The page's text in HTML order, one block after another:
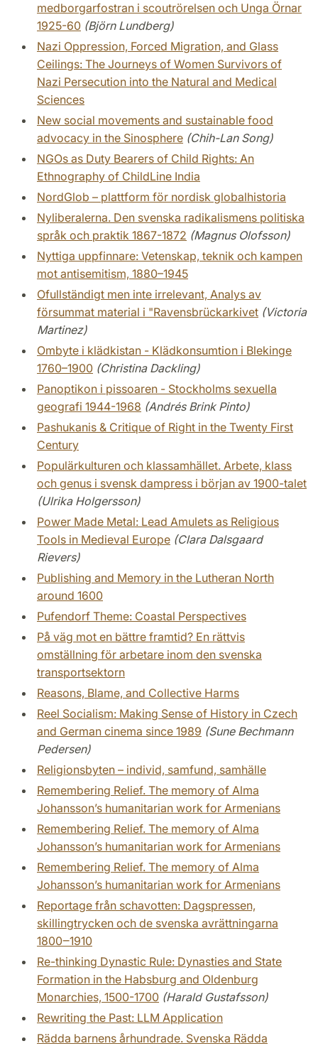
medborgarfostran i scoutrörelsen och Unga Örnar
1925-60 (Björn Lundberg)
Nazi Oppression, Forced Migration, and Glass
Ceilings: The Journeys of Women Survivors of
Nazi Persecution into the Natural and Medical
Sciences
New social movements and sustainable food
advocacy in the Sinosphere (Chih-Lan Song)
NGOs as Duty Bearers of Child Rights: An
Ethnography of ChildLine India
NordGlob – plattform för nordisk globalhistoria
Nyliberalerna. Den svenska radikalismens politiska
språk och praktik 1867-1872 (Magnus Olofsson)
Nyttiga uppfinnare: Vetenskap, teknik och kampen
mot antisemitism, 1880–1945
Ofullständigt men inte irrelevant, Analys av
försummat material i "Ravensbrückarkivet (Victoria
Martinez)
Ombyte i klädkistan - Klädkonsumtion i Blekinge
1760–1900 (Christina Dackling)
Panoptikon i pissoaren - Stockholms sexuella
geografi 1944-1968 (Andrés Brink Pinto)
Pashukanis & Critique of Right in the Twenty First
Century
Populärkulturen och klassamhället. Arbete, klass
och genus i svensk dampress i början av 1900-talet
(Ulrika Holgersson)
Power Made Metal: Lead Amulets as Religious
Tools in Medieval Europe (Clara Dalsgaard
Rievers)
Publishing and Memory in the Lutheran North
around 1600
Pufendorf Theme: Coastal Perspectives
På väg mot en bättre framtid? En rättvis
omställning för arbetare inom den svenska
transportsektorn
Reasons, Blame, and Collective Harms
Reel Socialism: Making Sense of History in Czech
and German cinema since 1989 (Sune Bechmann
Pedersen)
Religionsbyten – individ, samfund, samhälle
Remembering Relief. The memory of Alma
Johansson’s humanitarian work for Armenians
Remembering Relief. The memory of Alma
Johansson’s humanitarian work for Armenians
Remembering Relief. The memory of Alma
Johansson’s humanitarian work for Armenians
Reportage från schavotten: Dagspressen,
skillingtrycken och de svenska avrättningarna
1800‒1910
Re-thinking Dynastic Rule: Dynasties and State
Formation in the Habsburg and Oldenburg
Monarchies, 1500-1700 (Harald Gustafsson)
Rewriting the Past: LLM Application
Rädda barnens århundrade. Svenska Rädda